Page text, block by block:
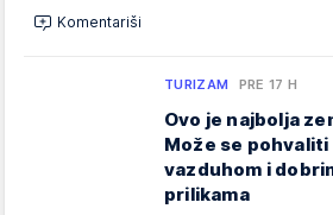
Komentariši
TURIZAM PRE 17 H
Ovo je najbolja
Može se
vazduhom i
prilikama